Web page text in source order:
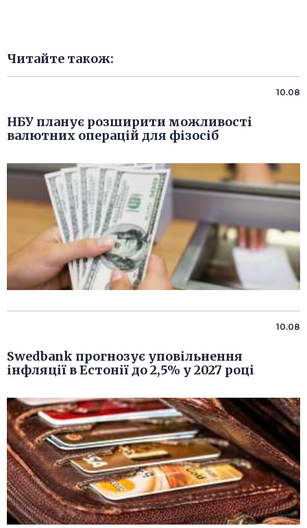
Читайте також:
10.08
НБУ планує розширити можливості
валютних операцій для фізосіб
10.08
Swedbank прогнозує уповільнення
інфляції в Естонії до 2,5% у 2027 році